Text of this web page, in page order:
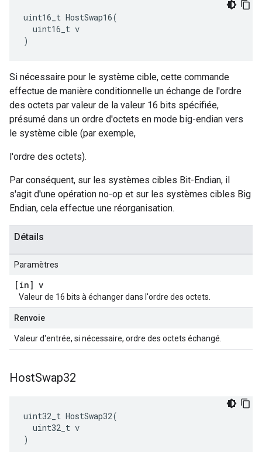
uint16_t HostSwap16(
  uint16_t v
)
Si nécessaire pour le système cible, cette commande
effectue de manière conditionnelle un échange de l'ordre
des octets par valeur de la valeur 16 bits spécifiée,
présumé dans un ordre d'octets en mode big-endian vers
le système cible (par exemple,
l'ordre des octets).
Par conséquent, sur les systèmes cibles Bit-Endian, il
s'agit d'une opération no-op et sur les systèmes cibles Big
Endian, cela effectue une réorganisation.
Détails
Paramètres
[in] v
Valeur de 16 bits à échanger dans l'ordre des octets.
Renvoie
Valeur d'entrée, si nécessaire, ordre des octets échangé.
HostSwap32
uint32_t HostSwap32(
  uint32_t v
)